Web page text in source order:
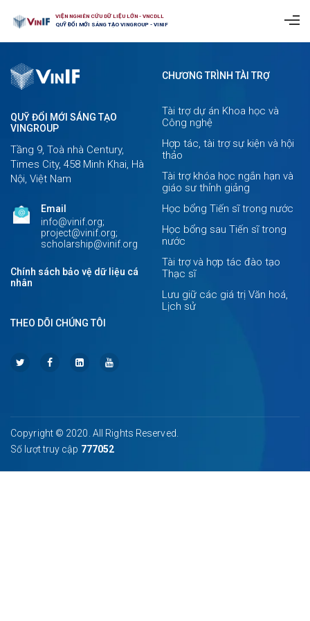
VIỆN NGHIÊN CỨU DỮ LIỆU LỚN - VNCDLL
QUỸ ĐỔI MỚI SÁNG TẠO VINGROUP - VINIF
QUỸ ĐỔI MỚI SÁNG TẠO
VINGROUP
Tầng 9, Toà nhà Century,
Times City, 458 Minh Khai, Hà
Nội, Việt Nam
Email
info@vinif.org;
project@vinif.org;
scholarship@vinif.org
Chính sách bảo vệ dữ liệu cá
nhân
CHƯƠNG TRÌNH TÀI TRỢ
Tài trợ dự án Khoa học và
Công nghệ
Hợp tác, tài trợ sự kiện và hội
thảo
Tài trợ khóa học ngắn hạn và
giáo sư thỉnh giảng
Học bổng Tiến sĩ trong nước
Học bổng sau Tiến sĩ trong
nước
Tài trợ và hợp tác đào tạo
Thạc sĩ
Lưu giữ các giá trị Văn hoá,
Lịch sử
THEO DÕI CHÚNG TÔI
Copyright © 2020. All Rights Reserved.
Số lượt truy cập 777052